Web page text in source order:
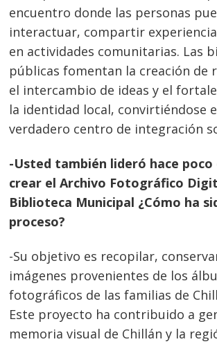
encuentro donde las personas
interactuar, compartir
en actividades comunitarias. Las
públicas fomentan la creación de
el intercambio de ideas y el
la identidad local, convirtiéndose
verdadero centro de integración
-Usted también lideró hace
crear el Archivo Fotográfico
Biblioteca Municipal ¿Cómo ha
proceso?
-Su objetivo es recopilar,
imágenes provenientes de los
fotográficos de las familias de
Este proyecto ha contribuido a
memoria visual de Chillán y la